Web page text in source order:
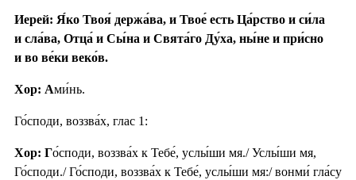
Иерей: Я́ко Твоя́ держа́ва, и Твое́ есть Ца́рство и си́ла
и сла́ва, Отца́ и Сы́на и Свята́го Ду́ха, ны́не и при́сно
и во ве́ки веко́в.
Хор: Ами́нь.
Го́споди, воззва́х, глас 1:
Хор: Го́споди, воззва́х к Тебе́, услы́ши мя./ Услы́ши мя,
Го́споди./ Го́споди, воззва́х к Тебе́, услы́ши мя:/ вонми́ гла́су